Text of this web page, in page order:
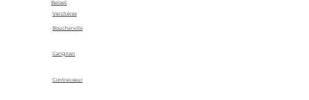
Verchères
Beloeil
Boucherville
Carignan
Contrecoeur